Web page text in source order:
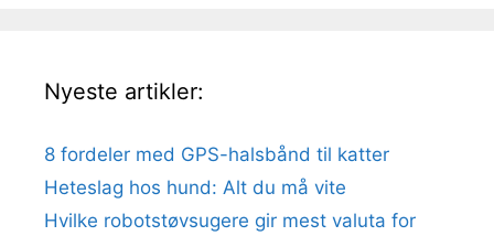
Nyeste artikler:
8 fordeler med GPS-halsbånd til katter
Heteslag hos hund: Alt du må vite
Hvilke robotstøvsugere gir mest valuta for